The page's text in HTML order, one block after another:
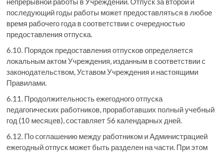
последующий годы работы может предоставляться в любое
время рабочего года в соответствии с очередностью
предоставления отпуска.
6.10. Порядок предоставления отпусков определяется
локальным актом Учреждения, изданным в соответствии с
законодательством, Уставом Учреждения и настоящими
Правилами.
6.11. Продолжительность ежегодного отпуска
педагогических работников, проработавших полный учебный
год (10 месяцев), составляет 56 календарных дней.
6.12. По соглашению между работником и Администрацией
ежегодный отпуск может быть разделен на части. При этом